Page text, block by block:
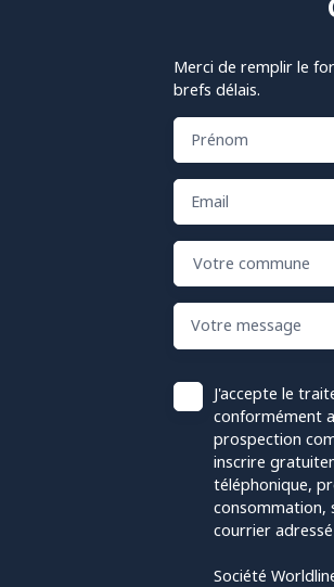
Merci de remplir le
brefs délais.
Prénom
Email
Votre commune
Votre message
J'accepte le
conformément
prospection
inscrire
téléphonique,
consommation,
courrier adressé
Société